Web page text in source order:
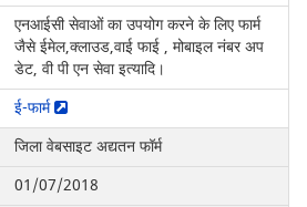
एनआईसी सेवाओं का उपयोग करने के लिए फार्म
जैसे ईमेल,क्लाउड,वाई फाई , मोबाइल नंबर अप
डेट, वी पी एन सेवा इत्यादि।
ई-फार्म
जिला वेबसाइट अद्यतन फॉर्म
01/07/2018